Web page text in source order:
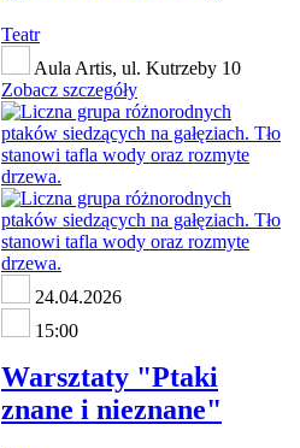
Teatr
Aula Artis, ul. Kutrzeby 10
Zobacz szczegóły
24.04.2026
15:00
Warsztaty "Ptaki
znane i nieznane"